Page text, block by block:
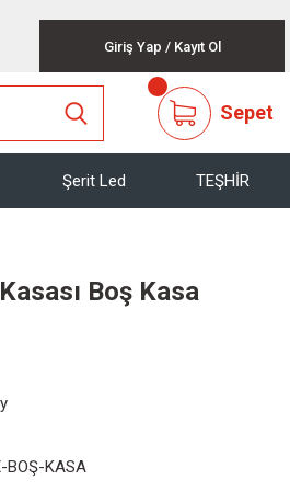
Giriş Yap / Kayıt Ol
Sepet
Şerit Led TEŞHİR
Boş Kasa
BOŞ-KASA